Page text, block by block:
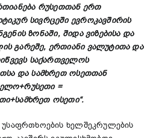
რუსეთთან ერთ
სივრცეში ევროკავშირის
ზონაში,შიდა ვიზებისა და
გარეშე, ერთიანი ვალუტითა და
საქართველოს
სადა სამხრეთ ოსეთთან
=
ოსეთი“.
უსაფრთხოების ხელშეკრულების